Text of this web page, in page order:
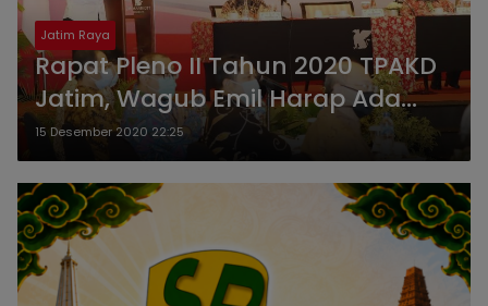
Jatim Raya
Rapat Pleno II Tahun 2020 TPAKD
Jatim, Wagub Emil Harap Ada
Langkah Konkret Skema
Pembiayaan Pemulihan
Perekonomian Jatim
15 Desember 2020 22:25